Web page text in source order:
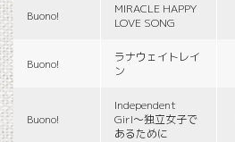
Buono!
MIRACLE HAPPY
LOVE SONG
Buono!
ラナウェイトレイ
ン
Buono!
Independent
Girl〜独立女子で
あるために